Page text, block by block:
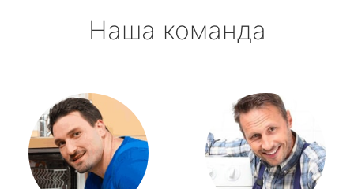
Наша команда